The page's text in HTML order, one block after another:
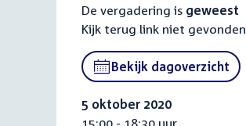
De vergadering is geweest
Kijk terug link niet
Bekijk dagoverzicht
5 oktober 2020
15:00 - 18:30 uur